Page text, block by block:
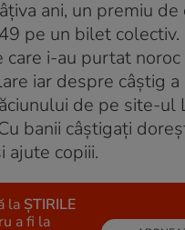
ani, un premiu de
pe un bilet colectiv.
care i-au purtat
iar despre câştig a
de pe site-ul
banii câştigaţi
ajute copiii.
la ȘTIRILE
a fi la